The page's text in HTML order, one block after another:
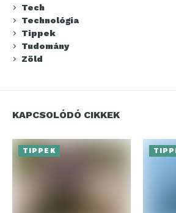
Tech
Technológia
Tippek
Tudomány
Zöld
KAPCSOLÓDÓ CIKKEK
TIPPEK